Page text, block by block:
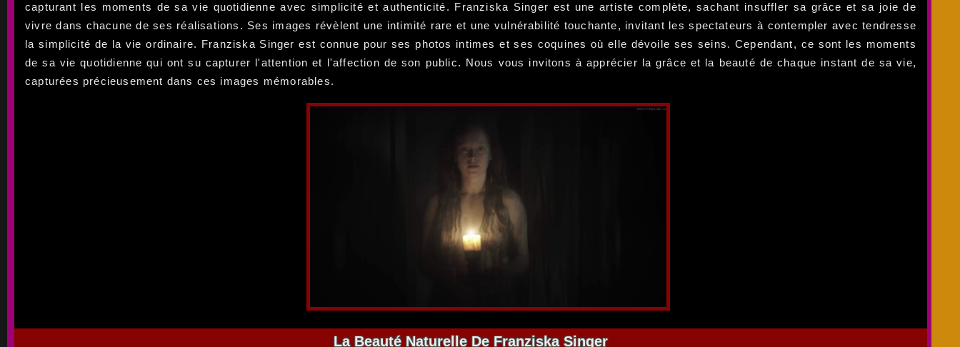
capturant les moments de sa vie quotidienne avec simplicité et authenticité. Franziska Singer est une artiste complète, sachant insuffler sa grâce et sa joie de
vivre dans chacune de ses réalisations. Ses images révèlent une intimité rare et une vulnérabilité touchante, invitant les spectateurs à contempler avec tendresse
la simplicité de la vie ordinaire. Franziska Singer est connue pour ses photos intimes et ses coquines où elle dévoile ses seins. Cependant, ce sont les moments
de sa vie quotidienne qui ont su capturer l'attention et l'affection de son public. Nous vous invitons à apprécier la grâce et la beauté de chaque instant de sa vie,
capturées précieusement dans ces images mémorables.
La Beauté Naturelle De Franziska Singer